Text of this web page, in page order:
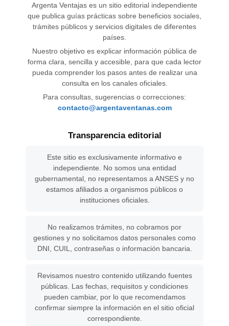
Argenta Ventajas es un sitio editorial independiente
que publica guías prácticas sobre beneficios sociales,
trámites públicos y servicios digitales de diferentes
países.
Nuestro objetivo es explicar información pública de
forma clara, sencilla y accesible, para que cada lector
pueda comprender los pasos antes de realizar una
consulta en los canales oficiales.
Para consultas, sugerencias o correcciones:
contacto@argentaventanas.com
Transparencia editorial
Este sitio es exclusivamente informativo e
independiente. No somos una entidad
gubernamental, no representamos a ANSES y no
estamos afiliados a organismos públicos o
instituciones oficiales.
No realizamos trámites, no cobramos por
gestiones y no solicitamos datos personales como
DNI, CUIL, contraseñas o información bancaria.
Revisamos nuestro contenido utilizando fuentes
públicas. Las fechas, requisitos y condiciones
pueden cambiar, por lo que recomendamos
confirmar siempre la información en el sitio oficial
correspondiente.